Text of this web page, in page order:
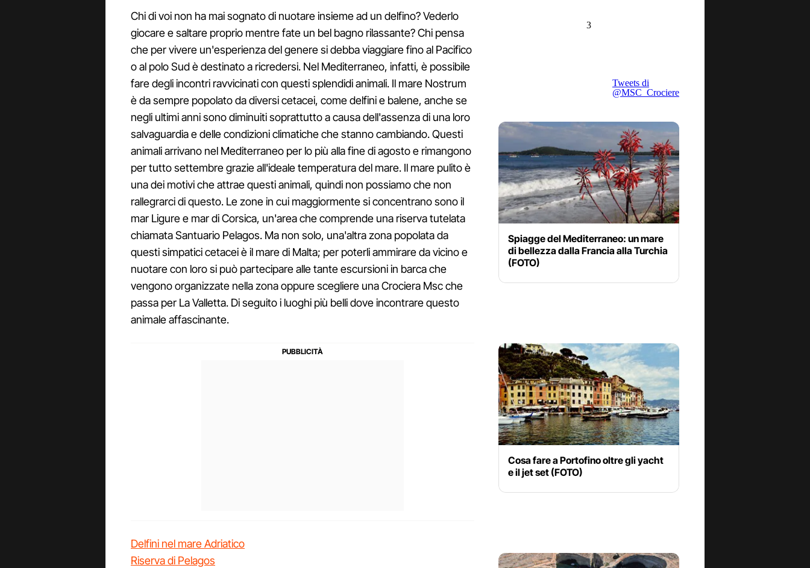
Chi di voi non ha mai sognato di nuotare insieme ad un delfino? Vederlo
giocare e saltare proprio mentre fate un bel bagno rilassante? Chi pensa
che per vivere un'esperienza del genere si debba viaggiare fino al Pacifico
o al polo Sud è destinato a ricredersi. Nel Mediterraneo, infatti, è possibile
fare degli incontri ravvicinati con questi splendidi animali. Il mare Nostrum
è da sempre popolato da diversi cetacei, come delfini e balene, anche se
negli ultimi anni sono diminuiti soprattutto a causa dell'assenza di una loro
salvaguardia e delle condizioni climatiche che stanno cambiando. Questi
animali arrivano nel Mediterraneo per lo più alla fine di agosto e rimangono
per tutto settembre grazie all'ideale temperatura del mare. Il mare pulito è
una dei motivi che attrae questi animali, quindi non possiamo che non
rallegrarci di questo. Le zone in cui maggiormente si concentrano sono il
mar Ligure e mar di Corsica, un'area che comprende una riserva tutelata
chiamata Santuario Pelagos. Ma non solo, una'altra zona popolata da
questi simpatici cetacei è il mare di Malta; per poterli ammirare da vicino e
nuotare con loro si può partecipare alle tante escursioni in barca che
vengono organizzate nella zona oppure scegliere una Crociera Msc che
passa per La Valletta. Di seguito i luoghi più belli dove incontrare questo
animale affascinante.
Delfini nel mare Adriatico
Riserva di Pelagos
3
Tweets di
@MSC_Crociere
Spiagge del Mediterraneo: un mare
di bellezza dalla Francia alla Turchia
(FOTO)
Cosa fare a Portofino oltre gli yacht
e il jet set (FOTO)